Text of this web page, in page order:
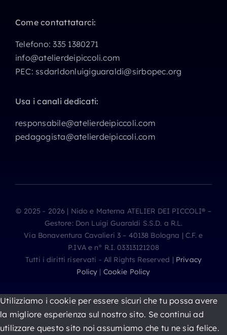
Come contattatarci:
Telefono:335 1380271
info@atelierdeipiccoli.com
PEC: ssdarldonluigiguaraldi@sirbopec.org
Usa i canali dedicati:
responsabile@atelierdeipiccoli.com
pedagogista@atelierdeipiccoli.com
© 2025 - 2026 | Nido e Materna ATELIER DEI PICCOLI® –
Gestore: Don Luigi Guaraldi S.S.D. a R.L.
Via Bonaventura Cavalieri 3 – 40138 Bologna | C.F. e
P.IVA e n° R.I. 03313121208
Tutti i diritti riservati - All Rights Reserved | Privacy
Policy | Cookie Policy
Utilizziamo i cookie per essere sicuri che tu possa avere
la migliore esperienza sul nostro sito. Se continui ad
utilizzare questo sito noi assumiamo che tu ne sia felice.